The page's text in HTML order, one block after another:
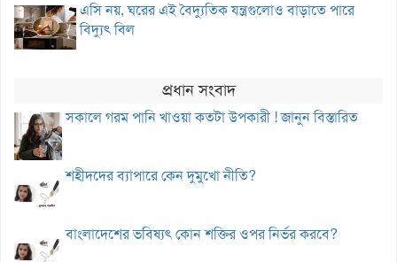
এসি নয়, ঘরের এই বৈদ্যুতিক যন্ত্রগুলোও বাড়াতে পারে
বিদ্যুৎ বিল
প্রধান সংবাদ
সকালে গরম পানি খাওয়া কতটা উপকারী ! জানুন বিস্তারিত
শহীদদের ব্যাপারে কেন দুমুখো নীতি?
বাংলাদেশের ভবিষ্যৎ কোন শক্তির ওপর নির্ভর করবে?